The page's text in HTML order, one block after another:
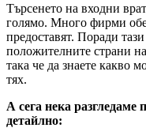
Търсенето на входни
голямо. Много фирми
предоставят. Поради
положителните страни
така че да знаете какво
тях.
А сега нека
детайлно: